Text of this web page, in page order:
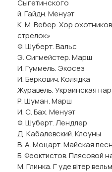
Сыгетинского
й. Гайдн. Менуэт
К. М. Вебер. Хор
стрелок»
Ф. Шуберт. Вальс
Э. Сигмейстер. Марш
И. Гуммель. Экосез
И. Беркович. Колядка
Журавель. Украинская
Р. Шуман. Марш
И. С. Бах. Менуэт
Ф. Шуберт. Лендлер
Д. Кабалевский. Клоуны
В. А. Моцарт. Майская
Б. Феоктистов. Плясовой
М. Глинка. Г уде вiтер